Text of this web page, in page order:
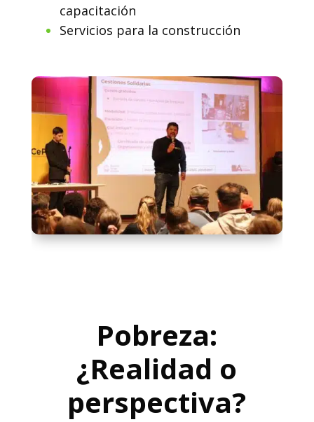
capacitación
Servicios para la construcción
Pobreza:
¿Realidad o
perspectiva?